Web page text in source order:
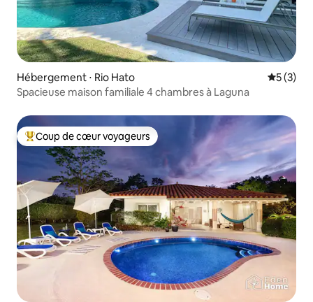
Hébergement ⋅ Rio Hato
5 (3)
Spacieuse maison familiale 4 chambres à Laguna
Coups de cœur voyageurs les plus appréciés
Coup de cœur voyageurs